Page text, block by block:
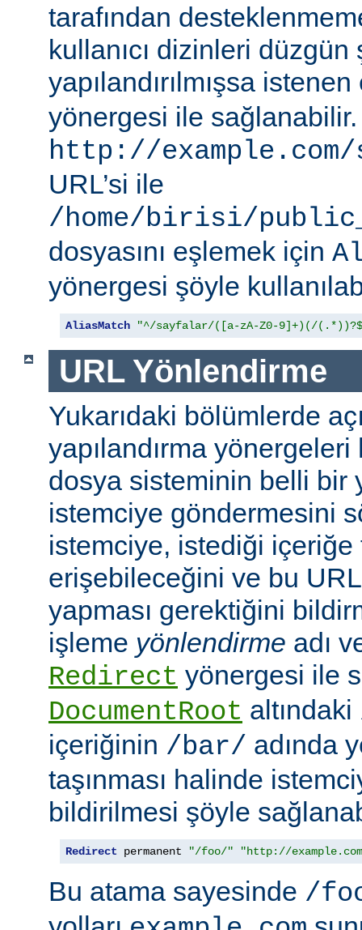
tarafından
kullanıcı dizinleri düzgün
yapılandırılmışsa
yönergesi ile
http://
URL’si ile
/home/birisi/
dosyasını eşlemek için
yönergesi şöyle
AliasMatch "^/sayfalar/([a-zA-Z0-9]+)(/
URL Yönlendirme
Yukarıdaki bölümlerde
yapılandırma yönergeleri
dosya sisteminin belli bir
istemciye göndermesini
istemciye, istediği içeriğe
erişebileceğini ve bu
yapması gerektiğini
işleme yönlendirme adı
Redirect yönergesi ile
DocumentRoot altındaki
içeriğinin /bar/ adında
taşınması halinde
bildirilmesi şöyle
Redirect permanent "/foo/" "http://
Bu atama sayesinde /